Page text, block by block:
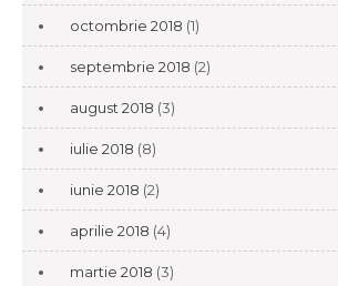
octombrie 2018 (1)
septembrie 2018 (2)
august 2018 (3)
iulie 2018 (8)
iunie 2018 (2)
aprilie 2018 (4)
martie 2018 (3)